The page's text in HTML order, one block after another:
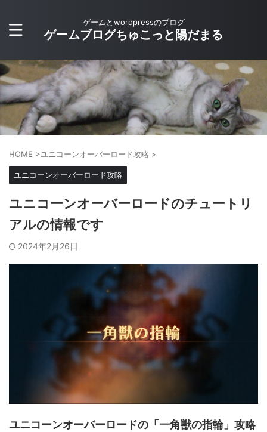
ゲームとwordpressのブログ
ゲームブログちゅこっと陽だまる
HOME >ユニコーンオーバーロード攻略 >
ユニコーンオーバーロード攻略
ユニコーンオーバーロードのチュートリ
アルの情報です
2024年2月26日
ユニコーンオーバーロードの「一角獣の指輪」攻略